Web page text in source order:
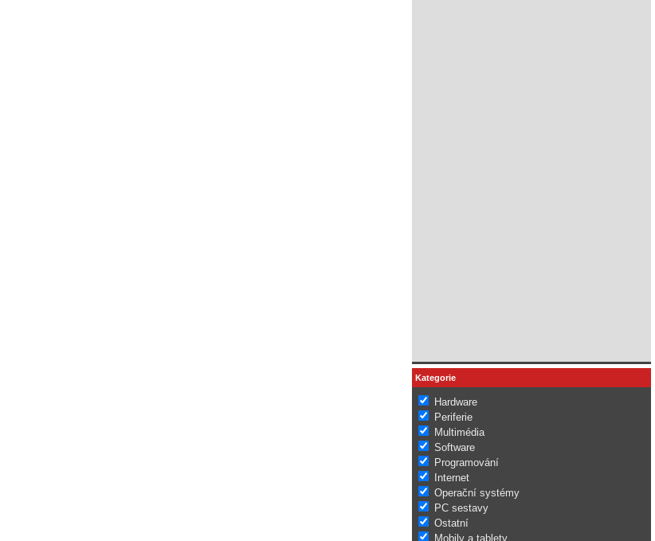
Kategorie
Hardware
Periferie
Multimédia
Software
Programování
Internet
Operační systémy
PC sestavy
Ostatní
Mobily a tablety